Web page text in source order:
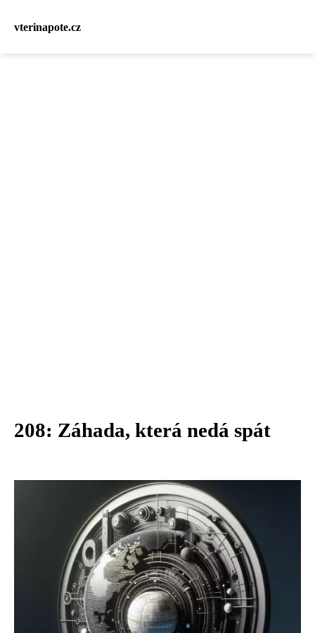
vterinapote.cz
208: Záhada, která nedá spát